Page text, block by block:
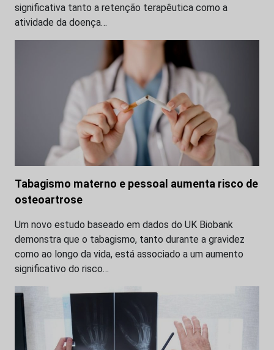
significativa tanto a retenção terapêutica como a
atividade da doença…
Tabagismo materno e pessoal aumenta risco de
osteoartrose
Um novo estudo baseado em dados do UK Biobank
demonstra que o tabagismo, tanto durante a gravidez
como ao longo da vida, está associado a um aumento
significativo do risco…